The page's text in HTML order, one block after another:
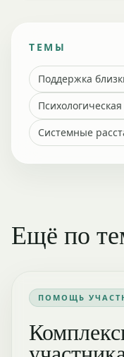
ТЕМЫ
Поддержка
Системные
Ещё по
ПОМОЩЬ